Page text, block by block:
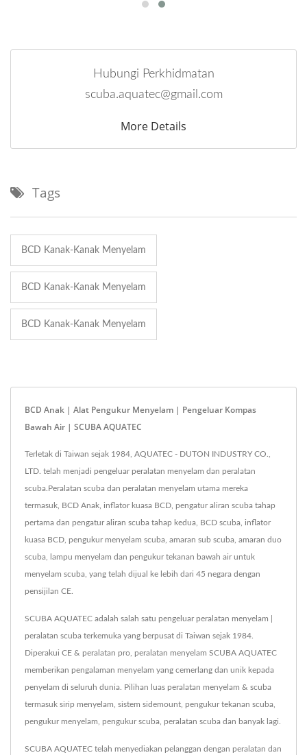
Hubungi Perkhidmatan
scuba.aquatec@gmail.com
More Details
Tags
BCD Kanak-Kanak Menyelam
BCD Kanak-Kanak Menyelam
BCD Kanak-Kanak Menyelam
BCD Anak | Alat Pengukur Menyelam | Pengeluar Kompas
Bawah Air | SCUBA AQUATEC
Terletak di Taiwan sejak 1984, AQUATEC - DUTON INDUSTRY CO.,
LTD. telah menjadi pengeluar peralatan menyelam dan peralatan
scuba.Peralatan scuba dan peralatan menyelam utama mereka
termasuk, BCD Anak, inflator kuasa BCD, pengatur aliran scuba tahap
pertama dan pengatur aliran scuba tahap kedua, BCD scuba, inflator
kuasa BCD, pengukur menyelam scuba, amaran sub scuba, amaran duo
scuba, lampu menyelam dan pengukur tekanan bawah air untuk
menyelam scuba, yang telah dijual ke lebih dari 45 negara dengan
pensijilan CE.
SCUBA AQUATEC adalah salah satu pengeluar peralatan menyelam |
peralatan scuba terkemuka yang berpusat di Taiwan sejak 1984.
Diperakui CE & peralatan pro, peralatan menyelam SCUBA AQUATEC
memberikan pengalaman menyelam yang cemerlang dan unik kepada
penyelam di seluruh dunia. Pilihan luas peralatan menyelam & scuba
termasuk sirip menyelam, sistem sidemount, pengukur tekanan scuba,
pengukur menyelam, pengukur scuba, peralatan scuba dan banyak lagi.
SCUBA AQUATEC telah menyediakan pelanggan dengan peralatan dan